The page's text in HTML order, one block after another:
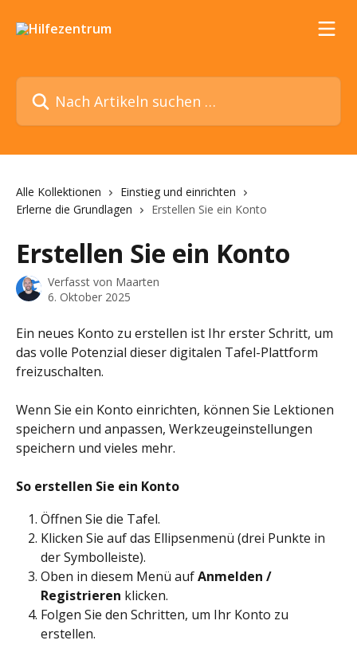
Nach Artikeln suchen …
Alle Kollektionen
Einstieg und einrichten
Erlerne die Grundlagen
Erstellen Sie ein Konto
Erstellen Sie ein Konto
Verfasst von Maarten
6. Oktober 2025
Ein neues Konto zu erstellen ist Ihr erster Schritt, um
das volle Potenzial dieser digitalen Tafel-Plattform
freizuschalten.
Wenn Sie ein Konto einrichten, können Sie Lektionen
speichern und anpassen, Werkzeugeinstellungen
speichern und vieles mehr.
So erstellen Sie ein Konto
Öffnen Sie die Tafel.
Klicken Sie auf das Ellipsenmenü (drei Punkte in
der Symbolleiste).
Oben in diesem Menü auf Anmelden /
Registrieren klicken.
Folgen Sie den Schritten, um Ihr Konto zu
erstellen.